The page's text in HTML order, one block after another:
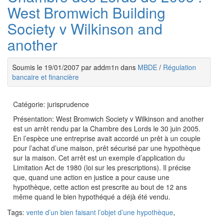
West Bromwich Building
Society v Wilkinson and
another
Soumis le 19/01/2007 par addm1n dans MBDE / Régulation
bancaire et financière
Catégorie: jurisprudence
Présentation: West Bromwich Society v Wilkinson and another
est un arrêt rendu par la Chambre des Lords le 30 juin 2005.
En l’espèce une entreprise avait accordé un prêt à un couple
pour l’achat d’une maison, prêt sécurisé par une hypothèque
sur la maison. Cet arrêt est un exemple d’application du
Limitation Act de 1980 (loi sur les prescriptions). Il précise
que, quand une action en justice a pour cause une
hypothèque, cette action est prescrite au bout de 12 ans
même quand le bien hypothéqué a déjà été vendu.
Tags: vente d’un bien faisant l’objet d’une hypothèque,